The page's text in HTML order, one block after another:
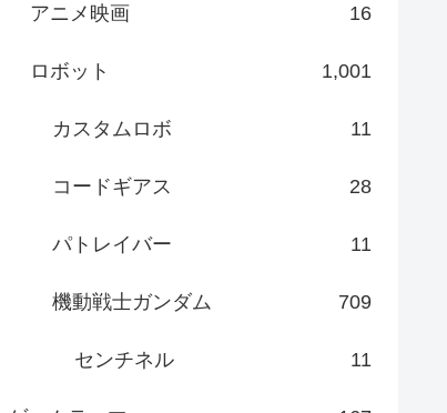
アニメ映画 16
ロボット 1,001
カスタムロボ 11
コードギアス 28
パトレイバー 11
機動戦士ガンダム 709
センチネル 11